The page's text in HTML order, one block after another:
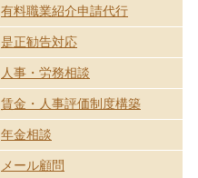
有料職業紹介申請代行
是正勧告対応
人事・労務相談
賃金・人事評価制度構築
年金相談
メール顧問